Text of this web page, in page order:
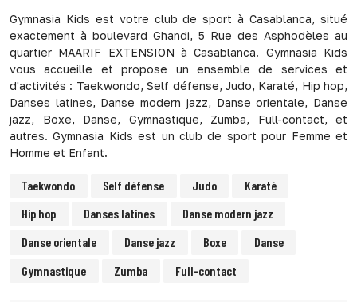
Gymnasia Kids est votre club de sport à Casablanca, situé
exactement à boulevard Ghandi, 5 Rue des Asphodèles au
quartier MAARIF EXTENSION à Casablanca. Gymnasia Kids
vous accueille et propose un ensemble de services et
d'activités : Taekwondo, Self défense, Judo, Karaté, Hip hop,
Danses latines, Danse modern jazz, Danse orientale, Danse
jazz, Boxe, Danse, Gymnastique, Zumba, Full-contact, et
autres. Gymnasia Kids est un club de sport pour Femme et
Homme et Enfant.
Taekwondo Self défense Judo
Karaté
Hip hop
Danses latines
Danse modern jazz
Danse orientale
Danse jazz Boxe
Danse
Gymnastique
Zumba Full-contact